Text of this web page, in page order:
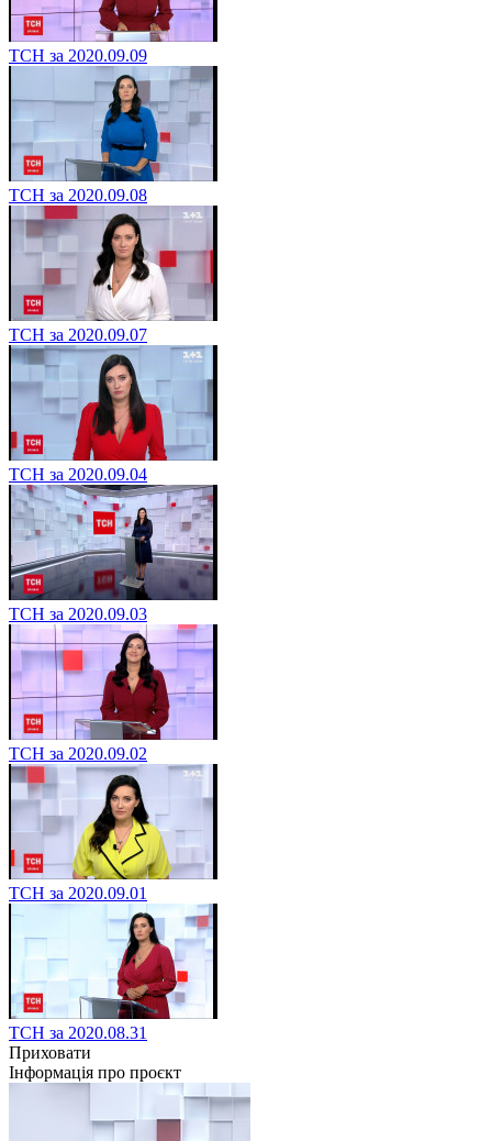
ТСН за 2020.09.09
ТСН за 2020.09.08
ТСН за 2020.09.07
ТСН за 2020.09.04
ТСН за 2020.09.03
ТСН за 2020.09.02
ТСН за 2020.09.01
ТСН за 2020.08.31
Приховати
Інформація про проєкт